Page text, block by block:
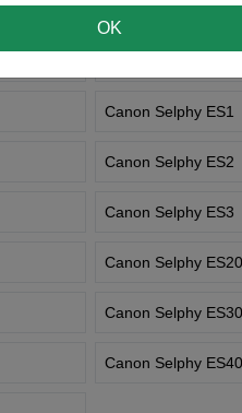
Canon SELPHY
Canon Selphy ES1
Canon Selphy ES2
Canon Selphy ES3
Canon Selphy ES20
Canon Selphy ES30
Canon Selphy ES40
OK